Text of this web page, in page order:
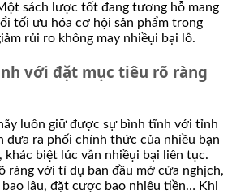
sách lược tốt đang tương hỗ mang
tối ưu hóa cơ hội sản phẩm trong
rủi ro không may nhiềụi bại lỗ.
với đặt mục tiêu rõ ràng
luôn giữ được sự bình tĩnh với tỉnh
đưa ra phối chính thức của nhiều bạn
khác biệt lúc vẫn nhiềụi bại liên tục.
ràng với tỉ dụ ban đầu mở cửa nghịch,
lâu, đặt cược bao nhiêu tiền… Khi